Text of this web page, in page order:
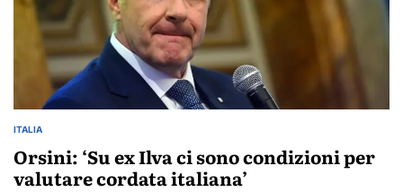
POSTED
ITALIA
Orsini: ‘Su ex Ilva ci sono condizioni per
valutare cordata italiana’